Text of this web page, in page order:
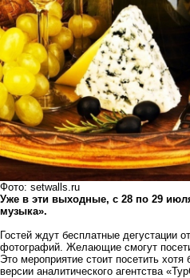
Фото: setwalls.ru
Уже в эти выходные, с 28 по 29
музыка».
Гостей ждут бесплатные дегустации
фотографий. Желающие смогут
Это мероприятие стоит посетить
версии аналитического агентства